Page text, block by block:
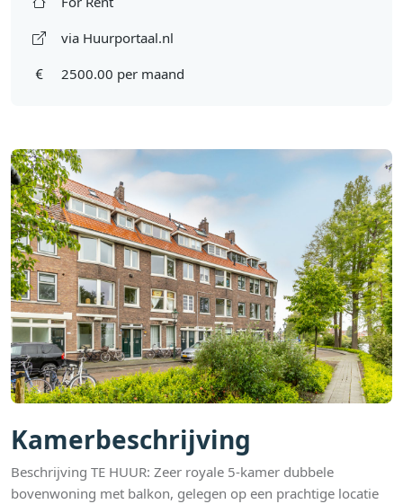
Kamerbeschrijving
Beschrijving TE HUUR: Zeer royale 5-kamer dubbele
bovenwoning met balkon, gelegen op een prachtige locatie
via Huurportaal.nl
2500.00 per maand